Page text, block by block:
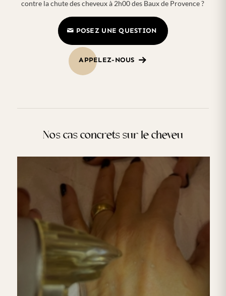
contre la chute des cheveux à 2h00 des Baux de Provence ?
POSEZ UNE QUESTION
APPELEZ-NOUS
Nos cas concrets sur le cheveu